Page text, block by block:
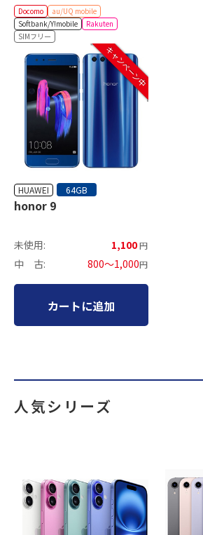
Docomo
au/UQ mobile
Softbank/Y!mobile
Rakuten
SIMフリー
キャンペーン中
HUAWEI 64GB
honor 9
未使用: 1,100円
中 古: 800～1,000円
カートに追加
人気シリーズ